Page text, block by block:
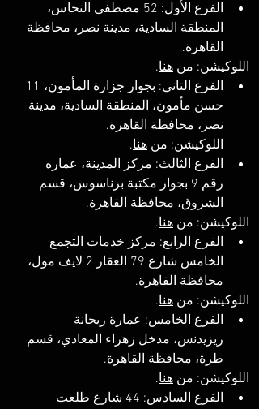
الفرع الأول: 52 مصطفى النحاس،
المنطقة السادية، مدينة نصر، محافظة
القاهرة.
اللوكيشن: من هنا.
حسن مأمون، المنطقة السادية، مدينة
نصر، محافظة القاهرة.
اللوكيشن: من هنا.
الفرع الثالث: مركز المدينة، عماره
رقم 9 بجوار مكتبة برناسوس، قسم
الشروق، محافظة القاهرة‬.
اللوكيشن: من هنا.
الفرع الرابع: مركز خدمات التجمع
الخامس شارع 79 العقار 2 لايف مول،
محافظة القاهرة.
اللوكيشن: من هنا.
الفرع الخامس: عمارة ريحانة
ريزيدنس، مدخل زهراء المعادي، قسم
طرة، محافظة القاهرة‬‬.
اللوكيشن: من هنا.
الفرع السادس: 44 شارع طلعت